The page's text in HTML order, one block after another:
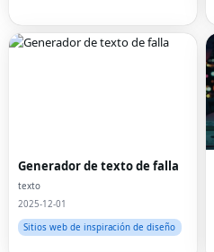
Generador de texto de falla
texto
2025-12-01
Sitios web de inspiración de diseño